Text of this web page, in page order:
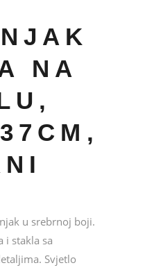
NA
u srebrnoj boji.
i stakla sa
Svjetlo